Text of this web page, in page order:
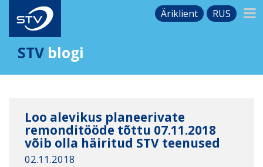
Äriklient RUS
STV blogi
Loo alevikus planeerivate
remonditööde tõttu 07.11.2018
võib olla häiritud STV teenused
02.11.2018